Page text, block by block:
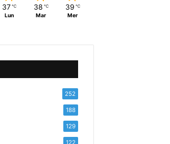
37 ℃
Lun
38 ℃
Mar
39 ℃
Mer
252
188
129